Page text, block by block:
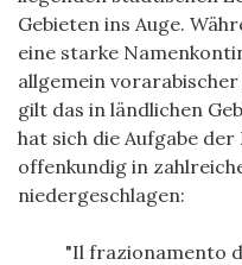
Gebieten ins Auge.
eine starke
allgemein vorarabischer
gilt das in ländlichen
hat sich die Aufgabe
offenkundig in
niedergeschlagen:
"Il frazionamento